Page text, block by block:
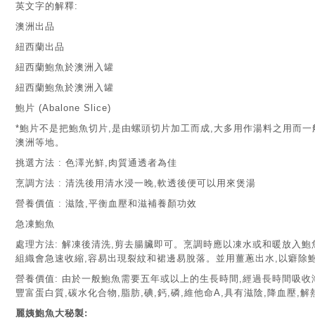
英文字的解釋:
澳洲出品
紐西蘭出品
紐西蘭鮑魚於澳洲入罐
紐西蘭鮑魚於澳洲入罐
鮑片 (Abalone Slice)
*鮑片不是把鮑魚切片,是由螺頭切片加工而成,大多用作湯料之用而
澳洲等地。
挑選方法 : 色澤光鮮,肉質通透者為佳
烹調方法 : 清洗後用清水浸一晚,軟透後便可以用來煲湯
營養價值 : 滋陰,平衡血壓和滋補養顏功效
急凍鮑魚
處理方法: 解凍後清洗,剪去腸臟即可。烹調時應以凍水或和暖放入
組織會急速收縮,容易出現裂紋和裙邊易脫落。並用薑蔥出水,以癖除
營養價值: 由於一般鮑魚需要五年或以上的生長時間,經過長時間吸
豐富蛋白質,碳水化合物,脂肪,碘,鈣,磷,維他命A,具有滋陰,降血壓,解
麗姨鮑魚大秘製: